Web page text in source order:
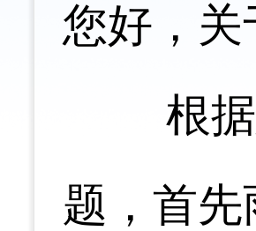
您好，
根据您
题，首